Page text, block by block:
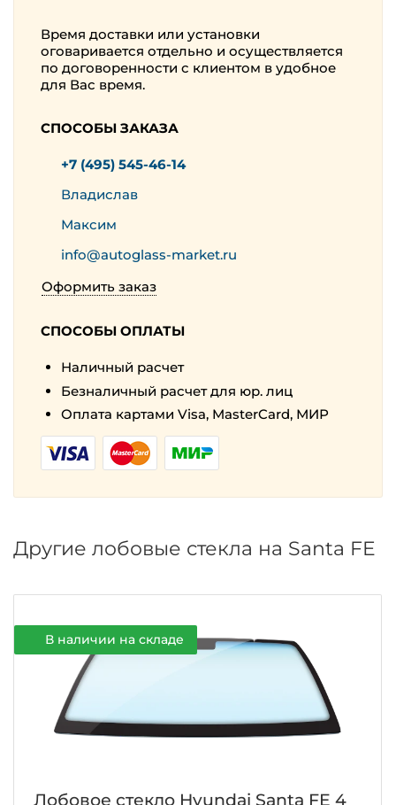
Время доставки или установки
оговаривается отдельно и осуществляется
по договоренности с клиентом в удобное
для Вас время.
СПОСОБЫ ЗАКАЗА
+7 (495) 545-46-14
Владислав
Максим
info@autoglass-market.ru
Оформить заказ
СПОСОБЫ ОПЛАТЫ
Наличный расчет
Безналичный расчет для юр. лиц
Оплата картами Visa, MasterCard, МИР
Другие лобовые стекла на Santa FE
В наличии на складе
Лобовое стекло Hyundai Santa FE 4